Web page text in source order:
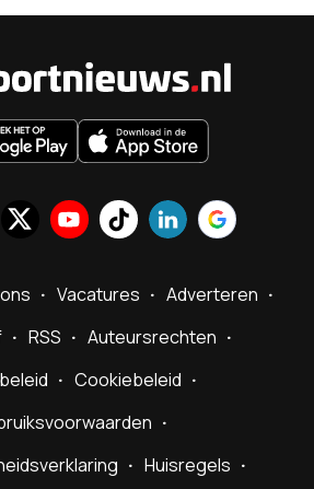
Vacatures
Adverteren
RSS
Auteursrechten
Cookiebeleid
Huisregels